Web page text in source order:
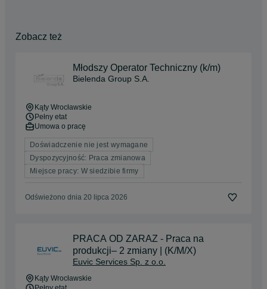
Zobacz też
Młodszy Operator Techniczny (k/m)
Bielenda Group S.A.
Kąty Wrocławskie
Pełny etat
Umowa o pracę
Doświadczenie nie jest wymagane
Dyspozycyjność: Praca zmianowa
Miejsce pracy: W siedzibie firmy
Odświeżono dnia 20 lipca 2026
PRACA OD ZARAZ - Praca na
produkcji– 2 zmiany | (K/M/X)
Euvic Services Sp. z o.o.
Kąty Wrocławskie